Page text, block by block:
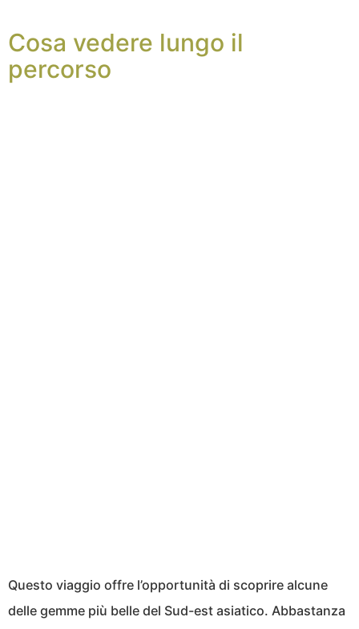
Cosa vedere lungo il
percorso
Questo viaggio offre l’opportunità di scoprire alcune
delle gemme più belle del Sud-est asiatico. Abbastanza